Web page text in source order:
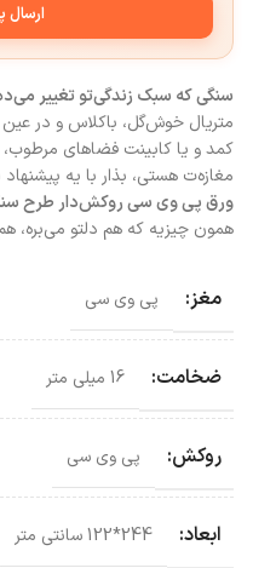
ارسال
سنگی که سبک زندگی‌تو تغییر
متریال خوش‌گل، باکلاس و در
کمد و یا کابینت فضاهای
مغازه‌ت هستی، بذار با یه پیشنهاد
ورق پی وی سی روکش‌دار طرح
همون چیزیه که هم دلتو می‌بره،
مغز: پی وی سی
ضخامت: 16 میلی متر
روکش: پی وی سی
ابعاد: 244*122 سانتی‌ متر